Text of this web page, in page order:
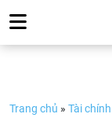
to
content
Trang chủ » Tài